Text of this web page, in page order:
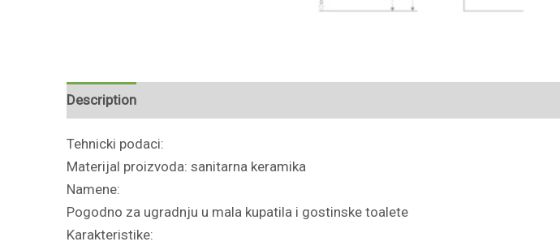
Description
Tehnicki podaci:
Materijal proizvoda: sanitarna keramika
Namene:
Pogodno za ugradnju u mala kupatila i gostinske toalete
Karakteristike: